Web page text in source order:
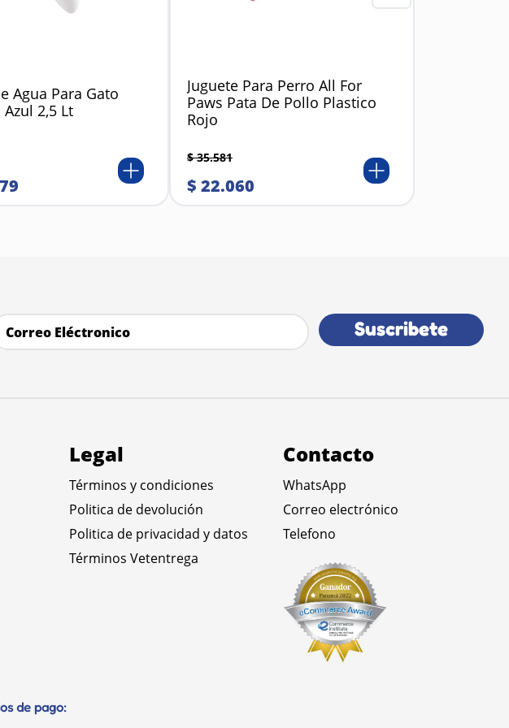
Agua Para Gato
2,5 Lt
Juguete Para Perro All For
Paws Pata De Pollo Plastico
Rojo
$ 35.581
$ 22.060
Suscribete
Legal
Términos y condiciones
Politica de devolución
Politica de privacidad y datos
Términos Vetentrega
Contacto
WhatsApp
Correo electrónico
Telefono
de pago: